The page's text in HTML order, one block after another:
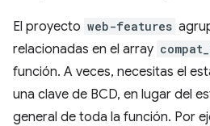
El proyecto web-features
relacionadas en el array
función. A veces, necesitas el
una clave de BCD, en lugar del
general de toda la función. Por